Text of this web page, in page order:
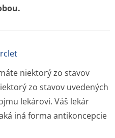
niektorý zo stavov
zo stavov uvedených
lekárovi. Váš lekár
iná forma antikoncepcie